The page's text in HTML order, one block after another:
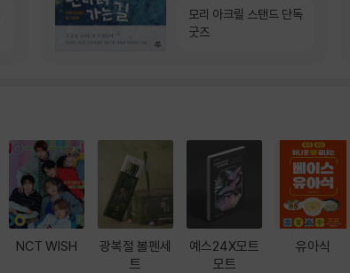
모리 아크릴 스탠드 단독
굿즈
NCT WISH
광복절 볼펜세
트
예스24X모트
모트
유아식